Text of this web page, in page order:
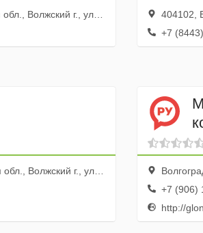
г., ул. Дундича, 13а
404102,
+7
г., ул. Александрова, 58
+7 (906)
http://